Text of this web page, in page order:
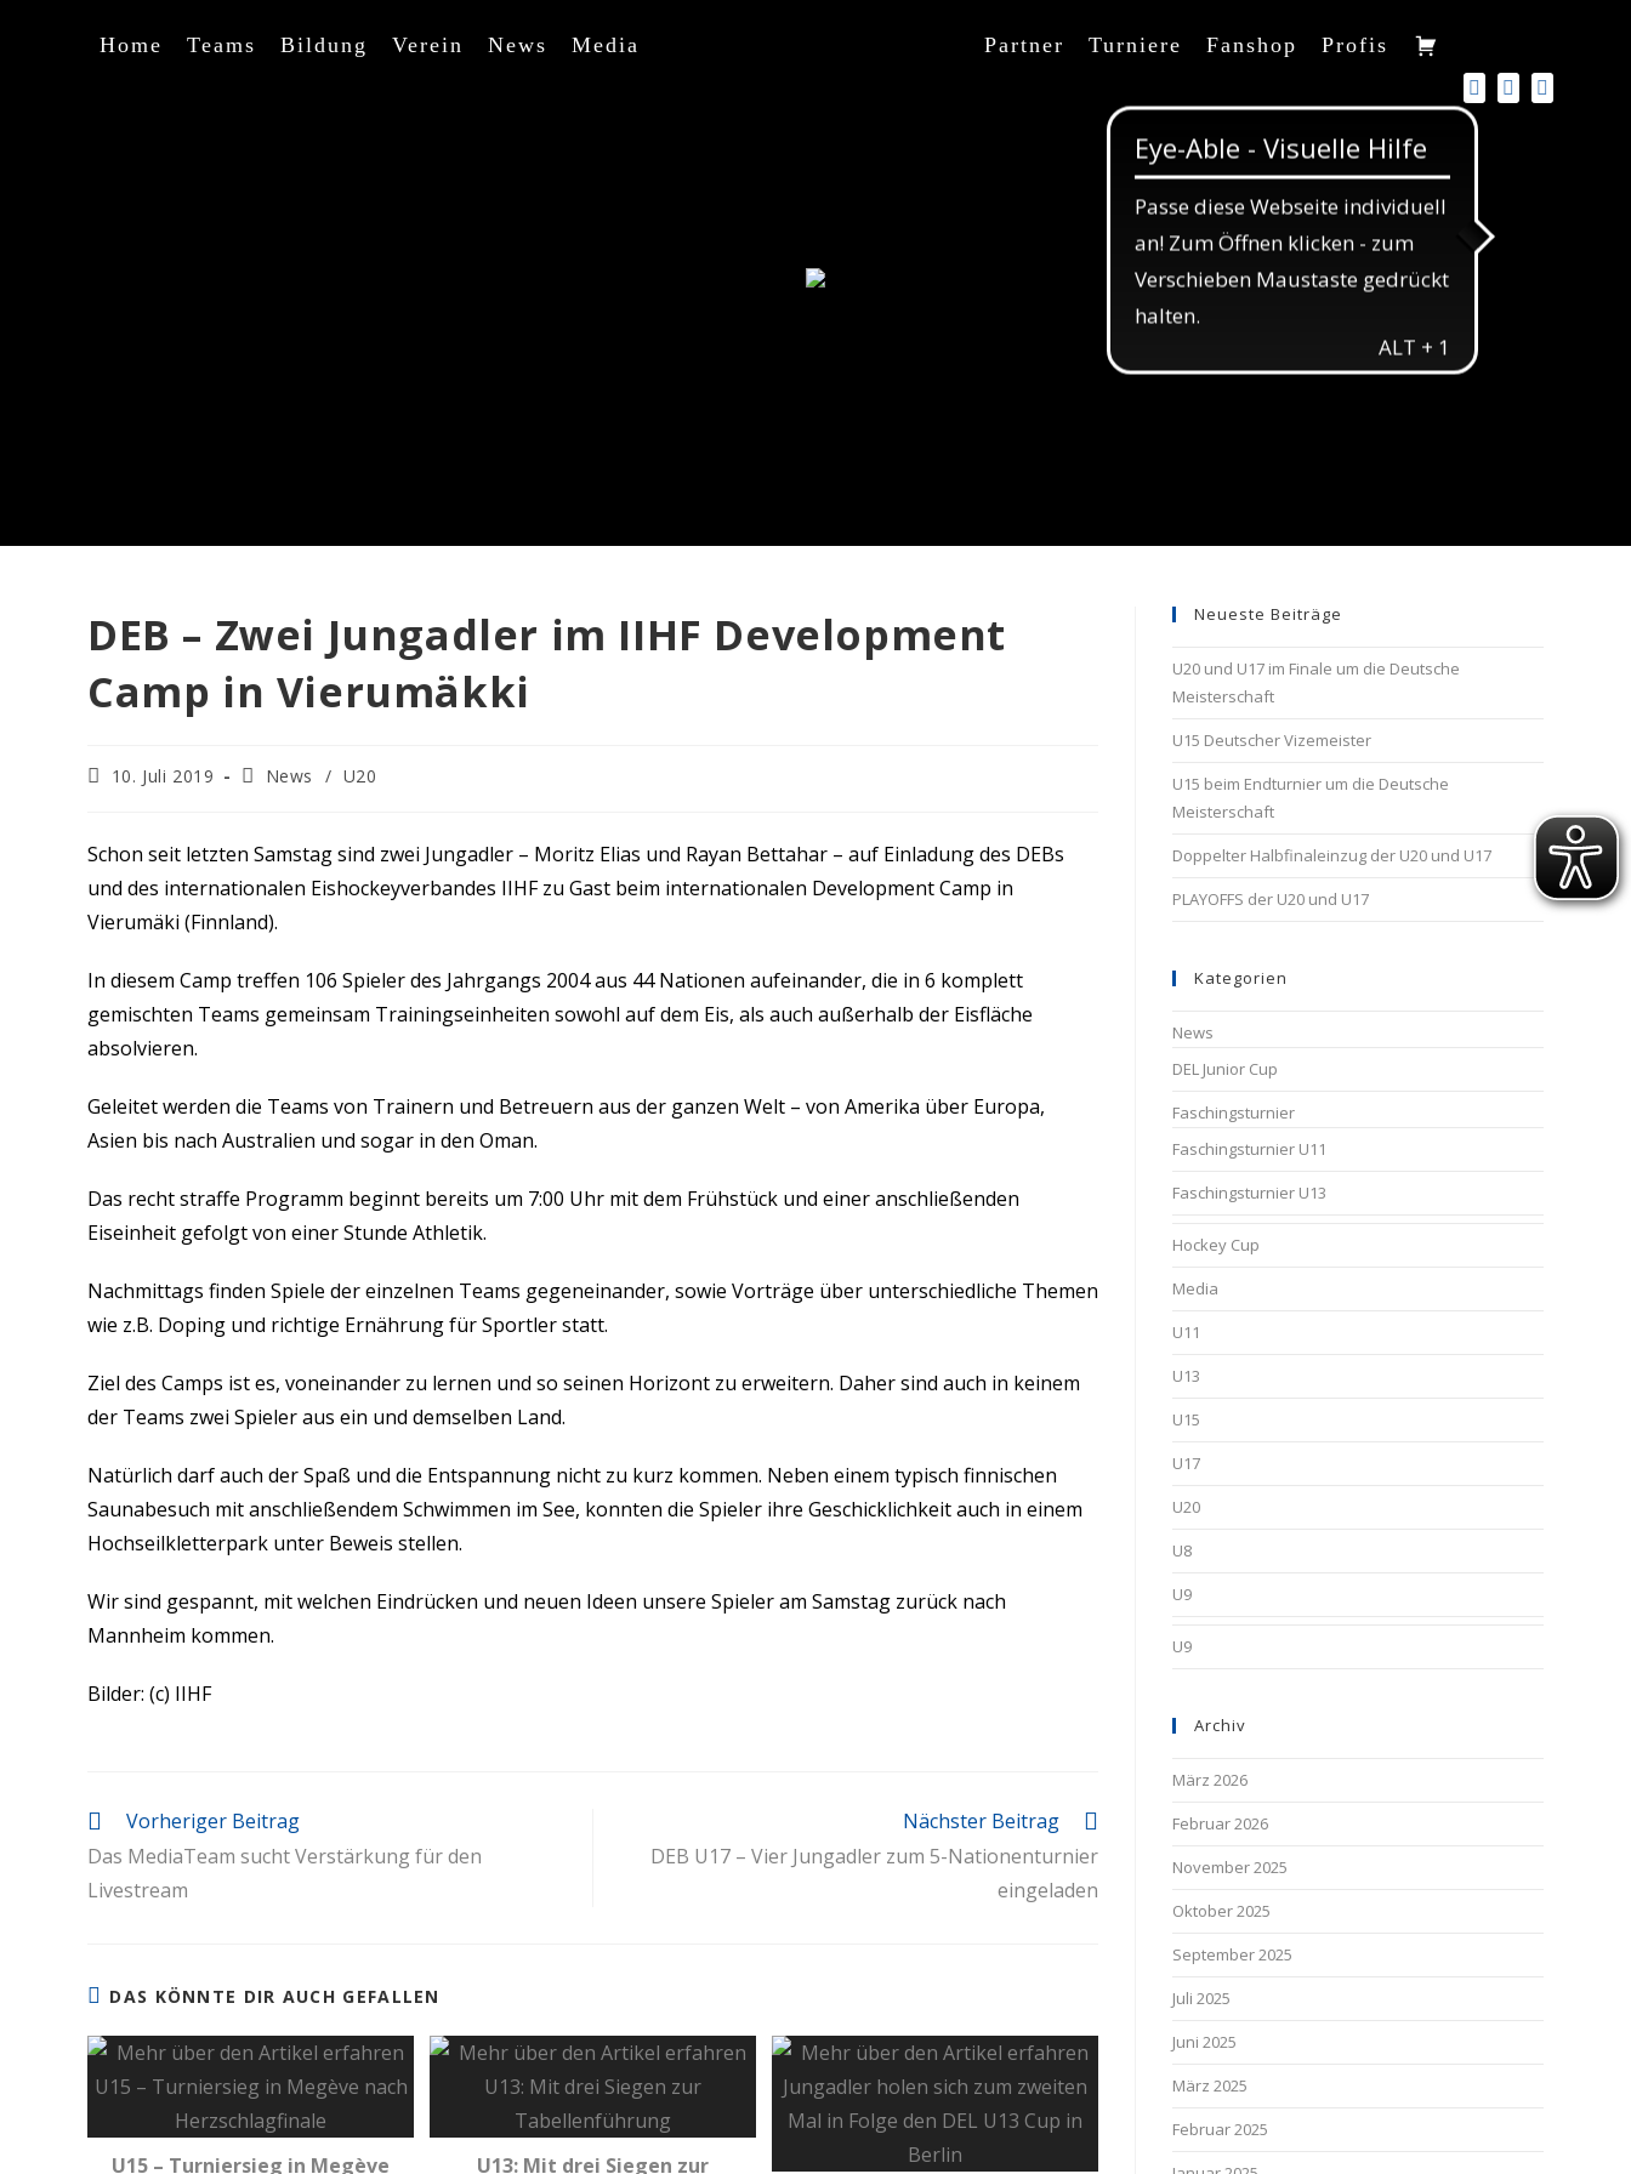
Home Teams Bildung Verein News Media Partner Turniere Fanshop Profis
DEB – Zwei Jungadler im IIHF Development
Camp in Vierumäkki
10. Juli 2019 News / U20
Schon seit letzten Samstag sind zwei Jungadler – Moritz Elias und Rayan Bettahar – auf Einladung des DEBs
und des internationalen Eishockeyverbandes IIHF zu Gast beim internationalen Development Camp in
Vierumäki (Finnland).
In diesem Camp treffen 106 Spieler des Jahrgangs 2004 aus 44 Nationen aufeinander, die in 6 komplett
gemischten Teams gemeinsam Trainingseinheiten sowohl auf dem Eis, als auch außerhalb der Eisfläche
absolvieren.
Geleitet werden die Teams von Trainern und Betreuern aus der ganzen Welt – von Amerika über Europa,
Asien bis nach Australien und sogar in den Oman.
Das recht straffe Programm beginnt bereits um 7:00 Uhr mit dem Frühstück und einer anschließenden
Eiseinheit gefolgt von einer Stunde Athletik.
Nachmittags finden Spiele der einzelnen Teams gegeneinander, sowie Vorträge über unterschiedliche Themen
wie z.B. Doping und richtige Ernährung für Sportler statt.
Ziel des Camps ist es, voneinander zu lernen und so seinen Horizont zu erweitern. Daher sind auch in keinem
der Teams zwei Spieler aus ein und demselben Land.
Natürlich darf auch der Spaß und die Entspannung nicht zu kurz kommen. Neben einem typisch finnischen
Saunabesuch mit anschließendem Schwimmen im See, konnten die Spieler ihre Geschicklichkeit auch in einem
Hochseilkletterpark unter Beweis stellen.
Wir sind gespannt, mit welchen Eindrücken und neuen Ideen unsere Spieler am Samstag zurück nach
Mannheim kommen.
Bilder: (c) IIHF
Vorheriger Beitrag
Das MediaTeam sucht Verstärkung für den
Livestream
Nächster Beitrag
DEB U17 – Vier Jungadler zum 5-Nationenturnier
eingeladen
DAS KÖNNTE DIR AUCH GEFALLEN
U15 – Turniersieg in Megève
U13: Mit drei Siegen zur
Neueste Beiträge
U20 und U17 im Finale um die Deutsche
Meisterschaft
U15 Deutscher Vizemeister
U15 beim Endturnier um die Deutsche
Meisterschaft
Doppelter Halbfinaleinzug der U20 und U17
PLAYOFFS der U20 und U17
Kategorien
News
DEL Junior Cup
Faschingsturnier
Faschingsturnier U11
Faschingsturnier U13
Hockey Cup
Media
U11
U13
U15
U17
U20
U8
U9
U9
Archiv
März 2026
Februar 2026
November 2025
Oktober 2025
September 2025
Juli 2025
Juni 2025
März 2025
Februar 2025